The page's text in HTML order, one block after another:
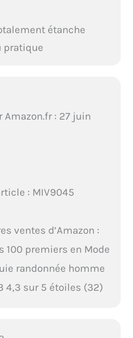
étanche
pratique
: 27 juin
: MIV9045
ventes d’Amazon :
100 premiers en Mode
randonnée homme
4,3 sur 5 étoiles (32)